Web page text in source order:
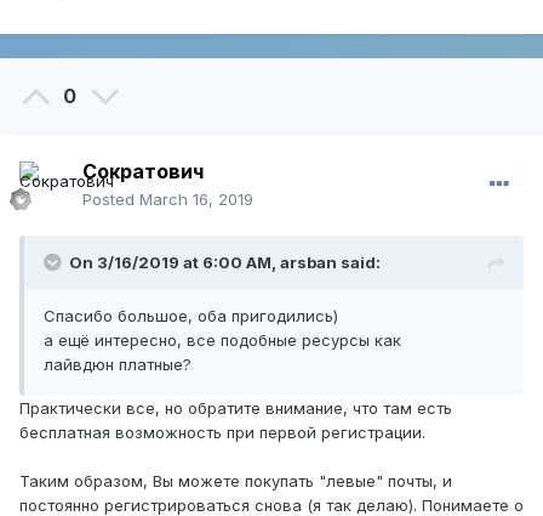
Это не реклама. Просто мало ли, вдруг подойдет.
0
Сократович
Posted March 16, 2019
On 3/16/2019 at 6:00 AM, arsban said:
Спасибо большое, оба пригодились)
а ещё интересно, все подобные ресурсы как
лайвдюн платные?
Практически все, но обратите внимание, что там есть
бесплатная возможность при первой регистрации.
Таким образом, Вы можете покупать "левые" почты, и
постоянно регистрироваться снова (я так делаю). Понимаете о